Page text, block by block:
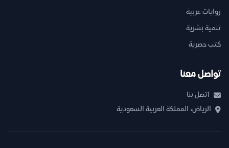
روايات عربية
تنمية بشرية
كتب حصرية
تواصل معنا
اتصل بنا
الرياض، المملكة العربية السعودية